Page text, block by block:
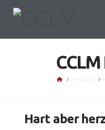
HOMEEPISODE
Hart aber